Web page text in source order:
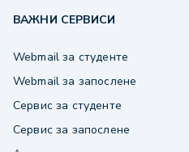
ВАЖНИ СЕРВИСИ
Webmail за студенте
Webmail за запослене
Сервис за студенте
Сервис за запослене